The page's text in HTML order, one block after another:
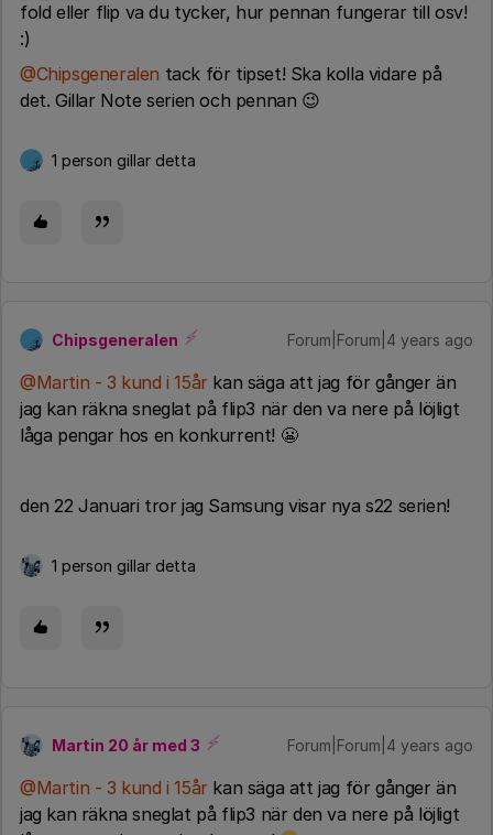
fold eller flip va du tycker, hur pennan fungerar till osv!
:)
@Chipsgeneralen tack för tipset! Ska kolla vidare på
det. Gillar Note serien och pennan 😉
1 person gillar detta
Chipsgeneralen Forum|Forum|4 years ago
@Martin - 3 kund i 15år kan säga att jag för gånger än
jag kan räkna sneglat på flip3 när den va nere på löjligt
låga pengar hos en konkurrent! 😬
den 22 Januari tror jag Samsung visar nya s22 serien!
1 person gillar detta
Martin 20 år med 3 Forum|Forum|4 years ago
@Martin - 3 kund i 15år kan säga att jag för gånger än
jag kan räkna sneglat på flip3 när den va nere på löjligt